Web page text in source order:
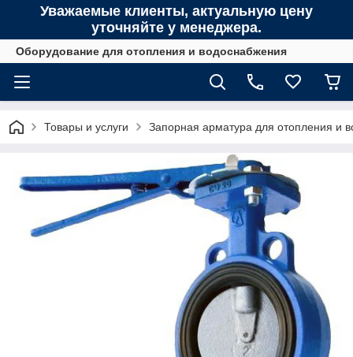
Уважаемые клиенты, актуальную цену
уточняйте у менеджера.
Оборудование для отопления и водоснабжения
Товары и услуги Запорная арматура для отопления и